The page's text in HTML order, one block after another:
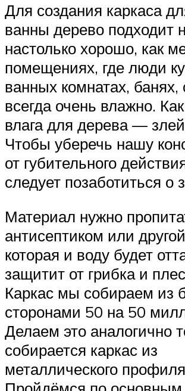
Для создания каркаса
ванны дерево подходит
настолько хорошо, как
помещениях, где люди
ванных комнатах, банях,
всегда очень влажно.
влага для дерева —
Чтобы уберечь нашу
от губительного
следует позаботиться о
Материал нужно
антисептиком или
которая и воду будет
защитит от грибка и
Каркас мы собираем из
сторонами 50 на 50
Делаем это аналогично
собирается каркас из
металлического